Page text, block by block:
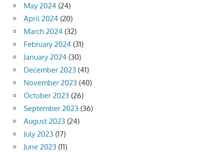
May 2024 (24)
April 2024 (20)
March 2024 (32)
February 2024 (31)
January 2024 (30)
December 2023 (41)
November 2023 (40)
October 2023 (26)
September 2023 (36)
August 2023 (24)
July 2023 (17)
June 2023 (11)